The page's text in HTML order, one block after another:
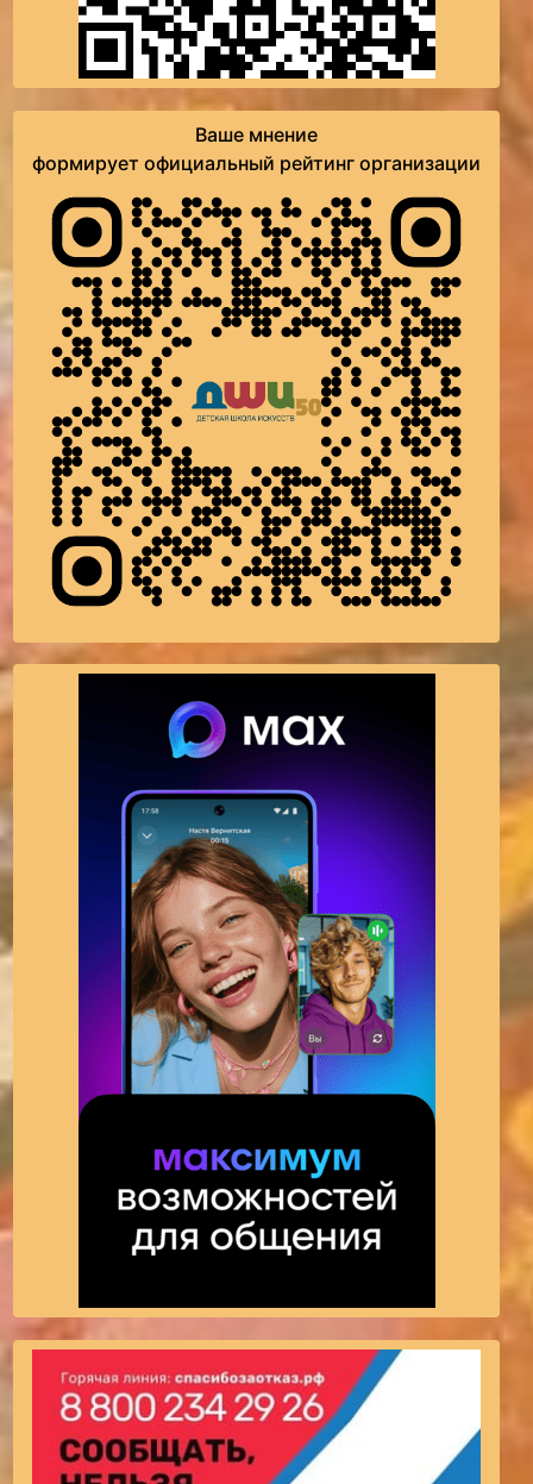
Ваше мнение
формирует официальный рейтинг организации